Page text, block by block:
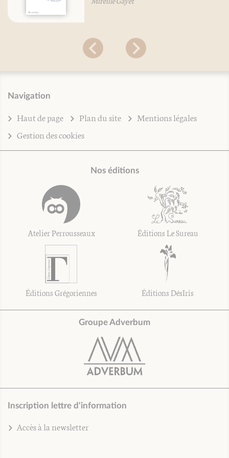
Navigation
Haut de page Plan du site
Mentions légales
Gestion des cookies
Nos éditions
Atelier Perrousseaux Éditions Le Sureau
Éditions Grégoriennes Éditions DésIris
Groupe Adverbum
Inscription lettre d'information
Accès à la newsletter